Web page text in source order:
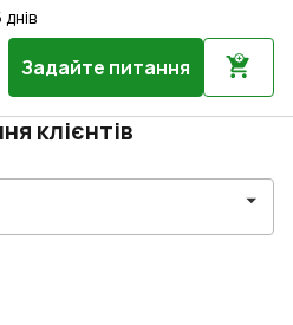
днів
Задайте питання
клієнтів